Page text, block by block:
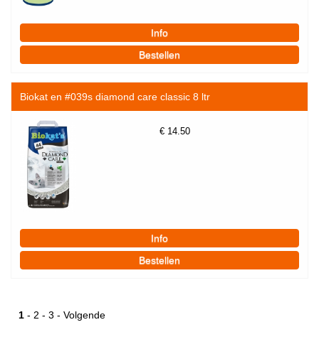
Biokat en #039s diamond care classic 8 ltr
€ 14.50
1 - 2 - 3 - Volgende